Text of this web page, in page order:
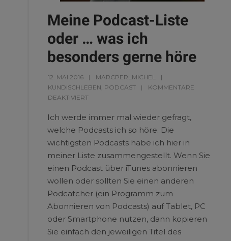
Meine Podcast-Liste
oder … was ich
besonders gerne höre
12. MAI 2016
MARCPERLMICHEL
KUNDISCHLEBEN, PODCAST
KOMMENTARE
DEAKTIVIERT
Ich werde immer mal wieder gefragt,
welche Podcasts ich so höre. Die
wichtigsten Podcasts habe ich hier in
meiner Liste zusammengestellt. Wenn Sie
einen Podcast über iTunes abonnieren
wollen oder sollten Sie einen anderen
Podcatcher (ein Programm zum
Abonnieren von Podcasts) auf Tablet, PC
oder Smartphone nutzen, dann kopieren
Sie einfach den jeweiligen Titel des